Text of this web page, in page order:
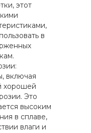
этот
в
включая
хорошей
Это
высоким
в сплаве,
влаги и